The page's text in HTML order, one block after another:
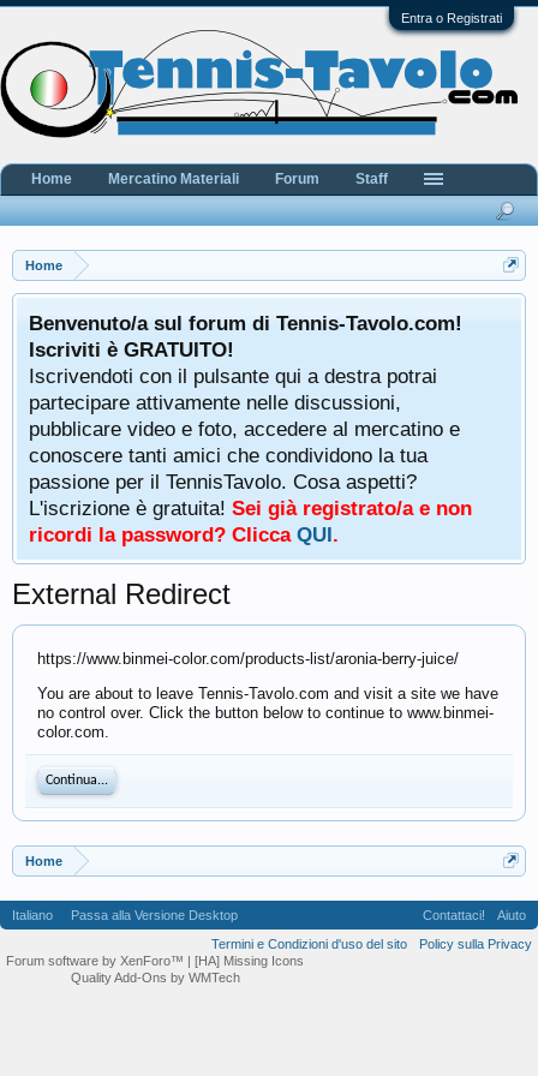
Entra o Registrati
Home
Benvenuto/a sul forum di Tennis-Tavolo.com!
Iscriviti è GRATUITO!
Iscrivendoti con il pulsante qui a destra potrai
partecipare attivamente nelle discussioni,
pubblicare video e foto, accedere al mercatino e
conoscere tanti amici che condividono la tua
passione per il TennisTavolo. Cosa aspetti?
L'iscrizione è gratuita! Sei già registrato/a e non
ricordi la password? Clicca QUI.
External Redirect
https://www.binmei-color.com/products-list/aronia-berry-juice/
You are about to leave Tennis-Tavolo.com and visit a site we have
no control over. Click the button below to continue to www.binmei-
color.com.
Continua...
Home
Home Mercatino Materiali Forum Staff
Italiano Passa alla Versione Desktop Contattaci!
Aiuto
Termini e Condizioni d'uso del sito
Policy sulla Privacy
Forum software by XenForo™ | [HA] Missing Icons
Quality Add-Ons by WMTech